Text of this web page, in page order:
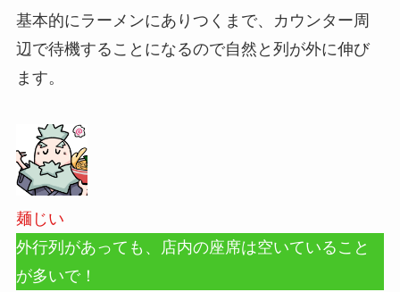
基本的にラーメンにありつくまで、カウンター周
辺で待機することになるので自然と列が外に伸び
ます。
麺じい
外行列があっても、店内の座席は空いていること
が多いで！